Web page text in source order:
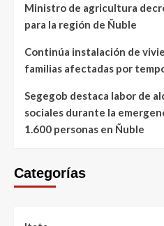
Ministro de agricultura
para la región de Ñuble
Continúa instalación de
familias afectadas por
Segegob destaca labor de
sociales durante la
1.600 personas en Ñuble
Categorías